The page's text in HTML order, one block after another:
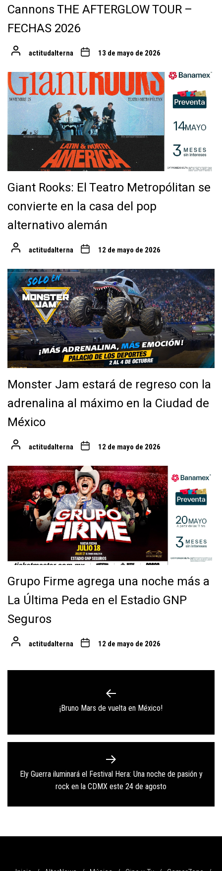
Cannons THE AFTERGLOW TOUR –
FECHAS 2026
actitudalterna 13 de mayo de 2026
Giant Rooks: El Teatro Metropólitan se
convierte en la casa del pop
alternativo alemán
actitudalterna 12 de mayo de 2026
Monster Jam estará de regreso con la
adrenalina al máximo en la Ciudad de
México
actitudalterna 12 de mayo de 2026
Grupo Firme agrega una noche más a
La Última Peda en el Estadio GNP
Seguros
actitudalterna 12 de mayo de 2026
Previous
¡Bruno Mars de vuelta en México!
Next
post:
Ely Guerra iluminará el Festival Hera: Una noche de pasión y
rock en la CDMX este 24 de agosto